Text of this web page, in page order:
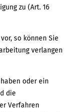
zu (Art. 16
so können Sie
verlangen
oder ein
die
Verfahren